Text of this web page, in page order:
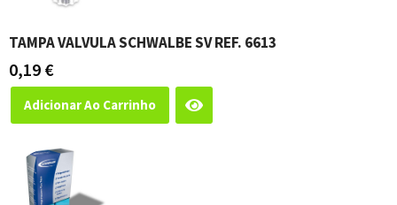
TAMPA VALVULA SCHWALBE SV REF. 6613
0,19 €
Adicionar Ao Carrinho